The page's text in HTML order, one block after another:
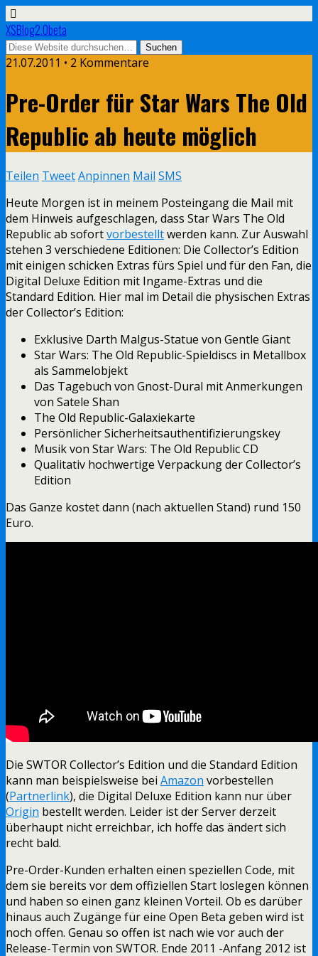
XSBlog2.0beta
21.07.2011 • 2 Kommentare
Pre-Order für Star Wars The Old
Republic ab heute möglich
Teilen TweetAnpinnen Mail SMS
Heute Morgen ist in meinem Posteingang die Mail mit
dem Hinweis aufgeschlagen, dass Star Wars The Old
Republic ab sofortvorbestelltwerden kann. Zur Auswahl
stehen 3 verschiedene Editionen: Die Collector’s Edition
mit einigen schicken Extras fürs Spiel und für den Fan, die
Digital Deluxe Edition mit Ingame-Extras und die
Standard Edition. Hier mal im Detail die physischen Extras
der Collector’s Edition:
Exklusive Darth Malgus-Statue von Gentle Giant
Star Wars: The Old Republic-Spieldiscs in Metallbox
als Sammelobjekt
Das Tagebuch von Gnost-Dural mit Anmerkungen
von Satele Shan
The Old Republic-Galaxiekarte
Persönlicher Sicherheitsauthentifizierungskey
Musik von Star Wars: The Old Republic CD
Qualitativ hochwertige Verpackung der Collector’s
Edition
Das Ganze kostet dann (nach aktuellen Stand) rund 150
Euro.
Die SWTOR Collector’s Edition und die Standard Edition
kann man beispielsweise bei Amazon vorbestellen
(Partnerlink), die Digital Deluxe Edition kann nur über
Origin bestellt werden. Leider ist der Server derzeit
überhaupt nicht erreichbar, ich hoffe das ändert sich
recht bald.
Pre-Order-Kunden erhalten einen speziellen Code, mit
dem sie bereits vor dem offiziellen Start loslegen können
und haben so einen ganz kleinen Vorteil. Ob es darüber
hinaus auch Zugänge für eine Open Beta geben wird ist
noch offen. Genau so offen ist nach wie vor auch der
Release-Termin von SWTOR. Ende 2011 -Anfang 2012 ist